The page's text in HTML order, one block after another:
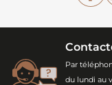
Par
du lundi au